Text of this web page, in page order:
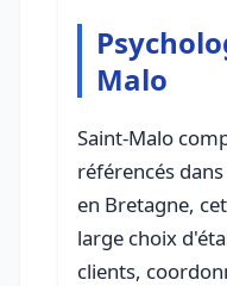
Malo
Saint-Malo
référencés
en Bretagne,
large choix
clients,